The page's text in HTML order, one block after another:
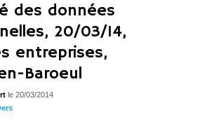
des données
20/03/14,
entreprises,
Baroeul
le 20/03/2014